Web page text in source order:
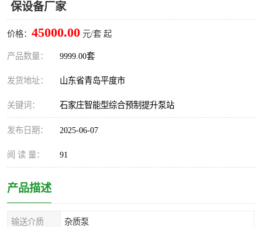
保设备厂家
价格： 45000.00 元/套 起
产品数量： 9999.00套
发货地址： 山东省青岛平度市
关键词： 石家庄智能型综合预制提升泵站
发布日期： 2025-06-07
阅 读 量： 91
产品描述
输送介质 杂质泵
真空冲洗设备
水平自清洗格栅